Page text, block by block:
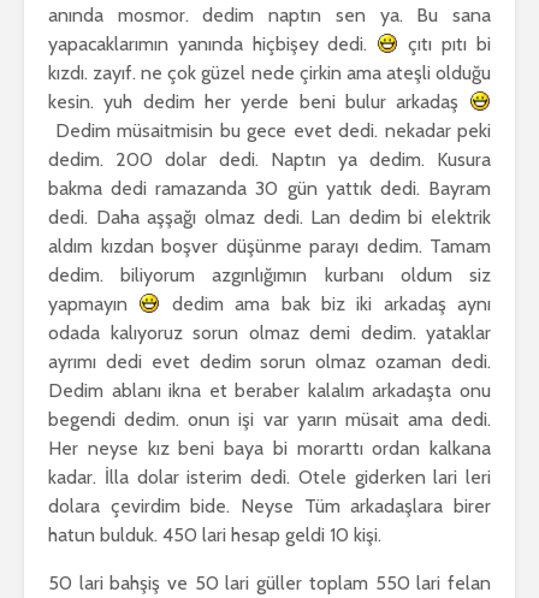
anında mosmor. dedim naptın sen ya. Bu sana
yapacaklarımın yanında hiçbişey dedi.
çıtı pıtı bi
kızdı. zayıf. ne çok güzel nede çirkin ama ateşli olduğu
kesin. yuh dedim her yerde beni bulur arkadaş
Dedim müsaitmisin bu gece evet dedi. nekadar peki
dedim. 200 dolar dedi. Naptın ya dedim. Kusura
bakma dedi ramazanda 30 gün yattık dedi. Bayram
dedi. Daha aşşağı olmaz dedi. Lan dedim bi elektrik
aldım kızdan boşver düşünme parayı dedim. Tamam
dedim. biliyorum azgınlığımın kurbanı oldum siz
yapmayın
dedim ama bak biz iki arkadaş aynı
odada kalıyoruz sorun olmaz demi dedim. yataklar
ayrımı dedi evet dedim sorun olmaz ozaman dedi.
Dedim ablanı ikna et beraber kalalım arkadaşta onu
begendi dedim. onun işi var yarın müsait ama dedi.
Her neyse kız beni baya bi morarttı ordan kalkana
kadar. İlla dolar isterim dedi. Otele giderken lari leri
dolara çevirdim bide. Neyse Tüm arkadaşlara birer
hatun bulduk. 450 lari hesap geldi 10 kişi.
50 lari bahşiş ve 50 lari güller toplam 550 lari felan